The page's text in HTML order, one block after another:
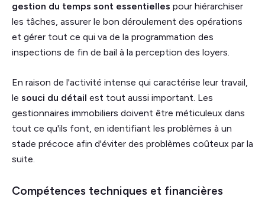
gestion du temps sont essentielles pour hiérarchiser
les tâches, assurer le bon déroulement des opérations
et gérer tout ce qui va de la programmation des
inspections de fin de bail à la perception des loyers.
En raison de l'activité intense qui caractérise leur travail,
le souci du détail est tout aussi important. Les
gestionnaires immobiliers doivent être méticuleux dans
tout ce qu'ils font, en identifiant les problèmes à un
stade précoce afin d'éviter des problèmes coûteux par la
suite.
Compétences techniques et financières